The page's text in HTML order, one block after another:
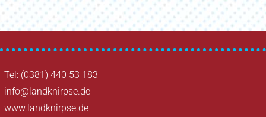
Tel: (0381) 440 53 183
info@landknirpse.de
www.landknirpse.de